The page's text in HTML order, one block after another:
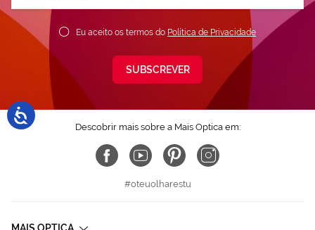
Newsletter:
Eu aceito os termos do Política de Privacidade
SUBSCREVER
Descobrir mais sobre a Mais Optica em:
#oteuolharestu